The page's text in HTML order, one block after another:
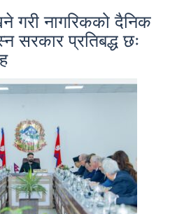
गरी नागरिकको दैनिक
सरकार प्रतिबद्ध छः